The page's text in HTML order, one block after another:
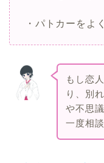
・パトカーをよ
もし恋
り、別
や不思
一度相